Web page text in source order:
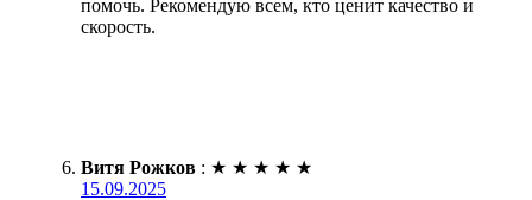
помочь. Рекомендую всем, кто ценит качество и
скорость.
Витя Рожков : ★ ★ ★ ★ ★
15.09.2025